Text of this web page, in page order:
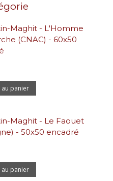
Maghit - L'Homme
(CNAC) - 60x50
panier
Maghit - Le Faouet
- 50x50 encadré
panier